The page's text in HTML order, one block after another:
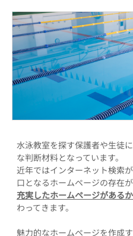
水泳教室を探す保護者や生徒
な判断材料となっています。
近年ではインターネット検索
口となるホームページの存在が
充実したホームページがある
わってきます。
魅力的なホームページを作成